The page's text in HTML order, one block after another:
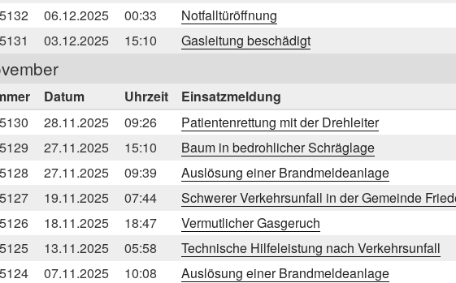
06.12.2025 00:33
Notfalltüröffnung
03.12.2025 15:10 Gasleitung beschädigt
Datum Uhrzeit
Einsatzmeldung
28.11.2025 09:26
Patientenrettung mit der Drehleiter
27.11.2025 15:10
Baum in bedrohlicher Schräglage
27.11.2025 09:39
Auslösung einer Brandmeldeanlage
19.11.2025 07:44
Schwerer Verkehrsunfall in der Gemeinde
18.11.2025 18:47
Vermutlicher Gasgeruch
13.11.2025 05:58
Technische Hilfeleistung nach Verkehrsunfall
07.11.2025 10:08
Auslösung einer Brandmeldeanlage